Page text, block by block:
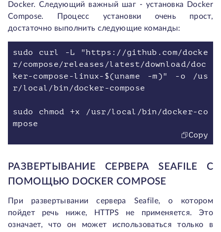
Docker. Следующий важный шаг - установка Docker
Compose. Процесс установки очень прост,
достаточно выполнить следующие команды:
sudo curl -L "https://github.com/docke
r/compose/releases/latest/download/doc
ker-compose-linux-$(uname -m)" -o /us
r/local/bin/docker-compose
sudo chmod +x /usr/local/bin/docker-co
mpose
Copy
РАЗВЕРТЫВАНИЕ СЕРВЕРА SEAFILE С
ПОМОЩЬЮ DOCKER COMPOSE
При развертывании сервера Seafile, о котором
пойдет речь ниже, HTTPS не применяется. Это
означает, что он может использоваться только в